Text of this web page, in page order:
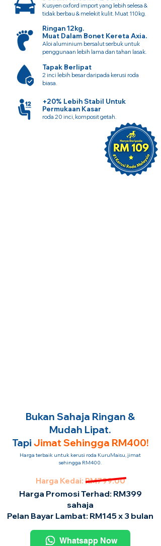
Kusyen oxford import yang lebih selesa &
tidak berbau & melekit kulit. Muat 110kg.
Ringan 12kg.
Muat Dalam Bonet Kereta Axia.
Aloi aluminium bersalut serbuk untuk
penggunaan lebih lama dan tahan lasak.
Tapak Berlipat
2 inci lebih besar daripada kerusi roda
biasa.
+20% Lebih Stabil Untuk
Permukaan Kasar
roda 20 inci, komposit getah.
Bukan Sahaja Ringan &
Mudah Lipat.
Tapi Jimat Sehingga RM400!
Harga terbaik untuk kerusi roda KuruMaisu, jimat
sehingga RM400.
Harga Kedai: RM799.00
Harga Promosi Terhad: RM399
sahaja
Pelan Bayar Lambat: RM145 x 3 bulan
Whatsapp Now